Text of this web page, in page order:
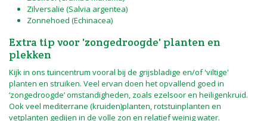
Zilversalie (Salvia argentea)
Zonnehoed (Echinacea)
Extra tip voor 'zongedroogde' planten en
plekken
Kijk in ons tuincentrum vooral bij de grijsbladige en/of 'viltige'
planten en struiken. Veel ervan doen het opvallend goed in
‘zongedroogde’ omstandigheden, zoals ezelsoor en heiligenkruid.
Ook veel mediterrane (kruiden)planten, rotstuinplanten en
vetplanten gedijen in de volle zon en relatief weinig water.